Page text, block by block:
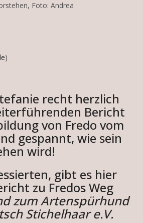
Foto: Andrea
)
recht herzlich
Bericht
von Fredo vom
gespannt, wie sein
wird!
gibt es hier
zu Fredos Weg
zum Artenspürhund
Stichelhaar e.V.